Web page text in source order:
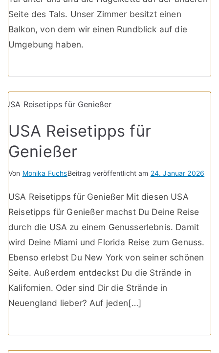
Seite des Tals. Unser Zimmer besitzt einen
Balkon, von dem wir einen Rundblick auf die
Umgebung haben.
USA Reisetipps für
Genießer
Von Monika FuchsBeitrag veröffentlicht am 24. Januar 2026
USA Reisetipps für Genießer Mit diesen USA
Reisetipps für Genießer machst Du Deine Reise
durch die USA zu einem Genusserlebnis. Damit
wird Deine Miami und Florida Reise zum Genuss.
Ebenso erlebst Du New York von seiner schönen
Seite. Außerdem entdeckst Du die Strände in
Kalifornien. Oder sind Dir die Strände in
Neuengland lieber? Auf jeden[…]